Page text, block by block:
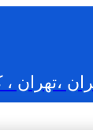
،تهران